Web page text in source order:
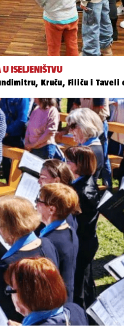
ISELJENIŠTVU
Kruču, Filiču i Taveli